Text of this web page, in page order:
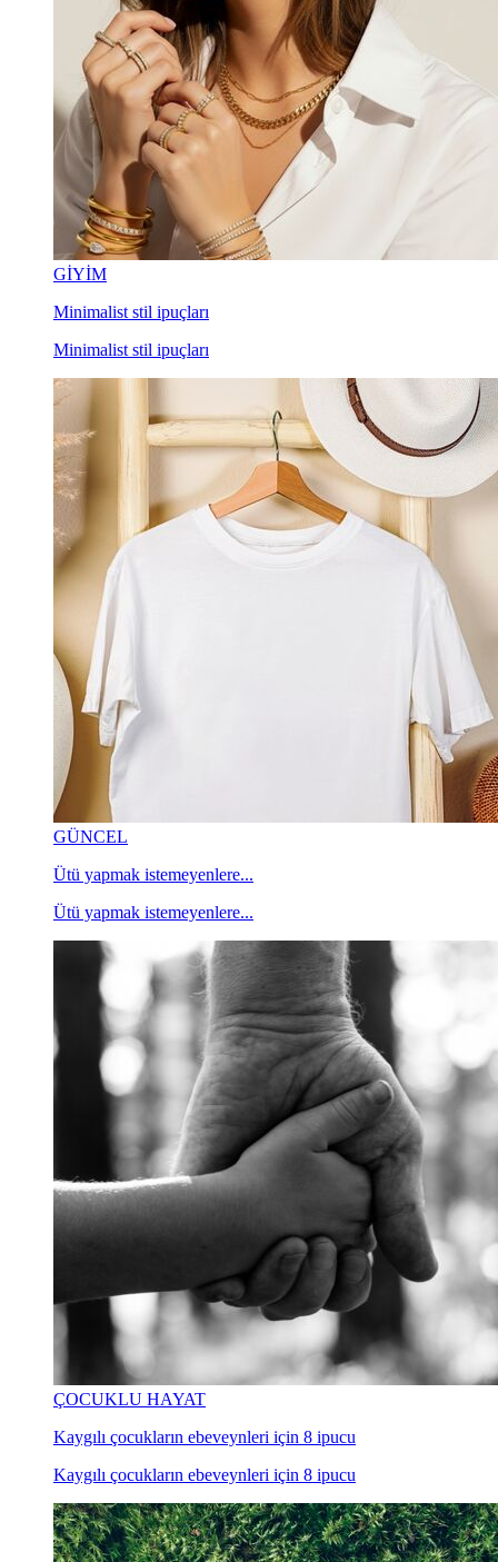
GİYİM
Minimalist stil ipuçları
Minimalist stil ipuçları
GÜNCEL
Ütü yapmak istemeyenlere...
Ütü yapmak istemeyenlere...
ÇOCUKLU HAYAT
Kaygılı çocukların ebeveynleri için 8 ipucu
Kaygılı çocukların ebeveynleri için 8 ipucu